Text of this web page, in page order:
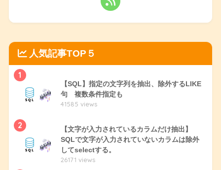
人気記事TOP５
1
【SQL】指定の文字列を抽出、除外するLIKE
句 複数条件指定も
41585 views
2
【文字が入力されているカラムだけ抽出】
SQLで文字が入力されていないカラムは除外
してselectする。
26171 views